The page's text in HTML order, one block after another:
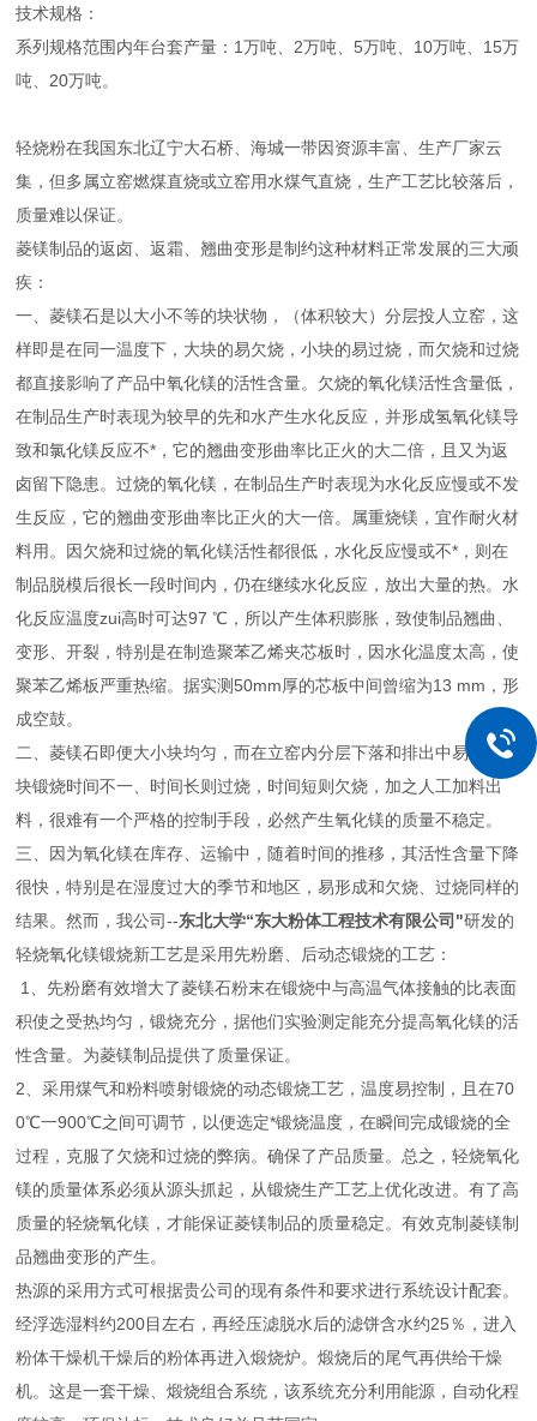
技术规格：
系列规格范围内年台套产量：1万吨、2万吨、5万吨、10万吨、15万
吨、20万吨。
轻烧粉在我国东北辽宁大石桥、海城一带因资源丰富、生产厂家云
集，但多属立窑燃煤直烧或立窑用水煤气直烧，生产工艺比较落后，
质量难以保证。
菱镁制品的返卤、返霜、翘曲变形是制约这种材料正常发展的三大顽
疾：
一、菱镁石是以大小不等的块状物，（体积较大）分层投人立窑，这
样即是在同一温度下，大块的易欠烧，小块的易过烧，而欠烧和过烧
都直接影响了产品中氧化镁的活性含量。欠烧的氧化镁活性含量低，
在制品生产时表现为较早的先和水产生水化反应，并形成氢氧化镁导
致和氯化镁反应不*，它的翘曲变形曲率比正火的大二倍，且又为返
卤留下隐患。过烧的氧化镁，在制品生产时表现为水化反应慢或不发
生反应，它的翘曲变形曲率比正火的大一倍。属重烧镁，宜作耐火材
料用。因欠烧和过烧的氧化镁活性都很低，水化反应慢或不*，则在
制品脱模后很长一段时间内，仍在继续水化反应，放出大量的热。水
化反应温度zui高时可达97 ℃，所以产生体积膨胀，致使制品翘曲、
变形、开裂，特别是在制造聚苯乙烯夹芯板时，因水化温度太高，使
聚苯乙烯板严重热缩。据实测50mm厚的芯板中间曾缩为13 mm，形
成空鼓。
二、菱镁石即便大小块均匀，而在立窑内分层下落和排出中易造成各
块锻烧时间不一、时间长则过烧，时间短则欠烧，加之人工加料出
料，很难有一个严格的控制手段，必然产生氧化镁的质量不稳定。
三、因为氧化镁在库存、运输中，随着时间的推移，其活性含量下降
很快，特别是在湿度过大的季节和地区，易形成和欠烧、过烧同样的
结果。然而，我公司--东北大学“东大粉体工程技术有限公司"研发的
轻烧氧化镁锻烧新工艺是采用先粉磨、后动态锻烧的工艺：
1、先粉磨有效增大了菱镁石粉末在锻烧中与高温气体接触的比表面
积使之受热均匀，锻烧充分，据他们实验测定能充分提高氧化镁的活
性含量。为菱镁制品提供了质量保证。
2、采用煤气和粉料喷射锻烧的动态锻烧工艺，温度易控制，且在70
0℃一900℃之间可调节，以便选定*锻烧温度，在瞬间完成锻烧的全
过程，克服了欠烧和过烧的弊病。确保了产品质量。总之，轻烧氧化
镁的质量体系必须从源头抓起，从锻烧生产工艺上优化改进。有了高
质量的轻烧氧化镁，才能保证菱镁制品的质量稳定。有效克制菱镁制
品翘曲变形的产生。
热源的采用方式可根据贵公司的现有条件和要求进行系统设计配套。
经浮选湿料约200目左右，再经压滤脱水后的滤饼含水约25％，进入
粉体干燥机干燥后的粉体再进入煅烧炉。煅烧后的尾气再供给干燥
机。这是一套干燥、煅烧组合系统，该系统充分利用能源，自动化程